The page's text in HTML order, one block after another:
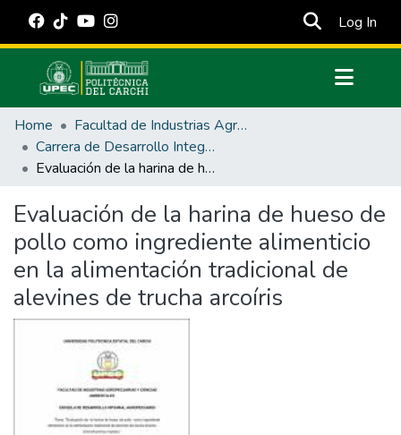
Log In
Communities & Collections
All of DSpace
Statistics
Estadísticas Externas
Manuales
Home
Facultad de Industrias Agropecuarias y Ciencias Ambientales
Carrera de Desarrollo Integral Agropecuario
Evaluación de la harina de hueso de pollo como ingrediente alimenticio en la alimentación tradicional de alevines de trucha arcoíris
Evaluación de la harina de hueso de
pollo como ingrediente alimenticio
en la alimentación tradicional de
alevines de trucha arcoíris